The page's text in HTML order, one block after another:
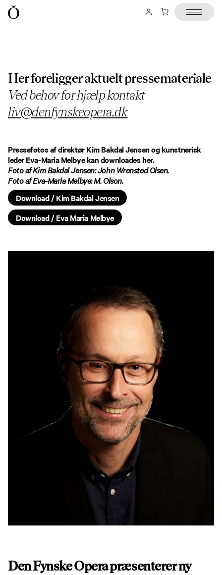
Her foreligger aktuelt pressemateriale
Ved behov for hjælp kontakt
liv@denfynskeopera.dk
Pressefotos af direktør Kim Bakdal Jensen og kunstnerisk
leder Eva-Maria Melbye kan downloades her.
Foto af Kim Bakdal Jensen: John Wrensted Olsen.
Foto af Eva-Maria Melbye: M. Olson.
Download / Kim Bakdal Jensen
Download / Eva Maria Melbye
Den Fynske Opera præsenterer ny